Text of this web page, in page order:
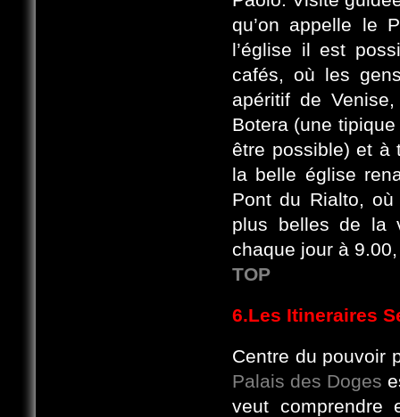
qu’on appelle le
l’église il est
cafés, où les
apéritif de
Botera (une
être possible) et à
la belle église
Pont du Rialto,
plus belles de la
chaque jour à
TOP
6.Les Itineraires
Centre du pouvoir
Palais des Doges
veut comprendre